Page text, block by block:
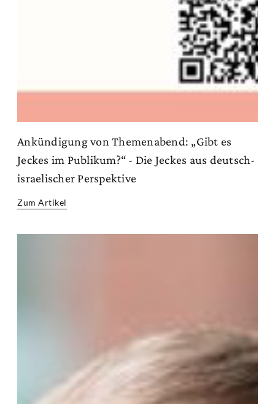
Ankündigung von Themenabend: „Gibt es
Jeckes im Publikum?“ - Die Jeckes aus deutsch-
israelischer Perspektive
Zum Artikel